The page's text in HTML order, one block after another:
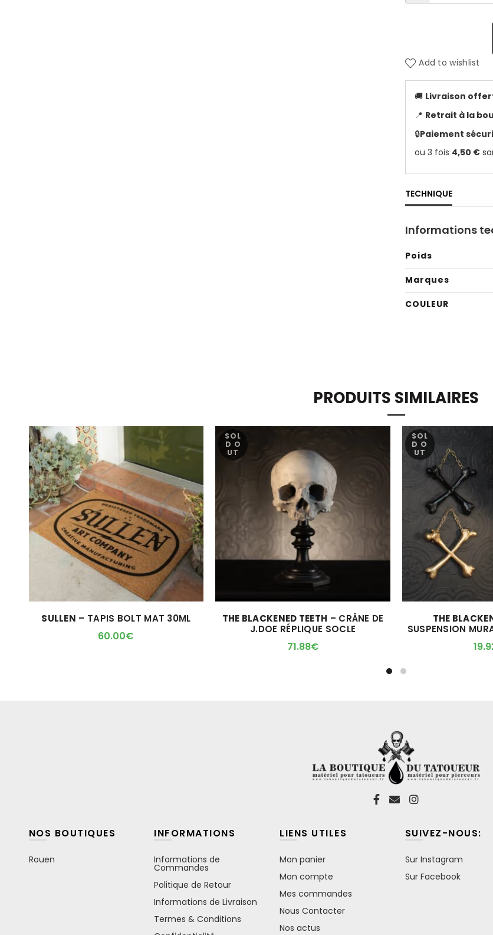
Add to wishlist
🚚 Livraison
📍 Retrait à la
🔒Paiement
TECHNIQUE
Informations
Poids
Marques
COULEUR
PRODUITS SIMILAIRES
SULLEN – TAPIS BOLT MAT 30ML
60.00€
SOL
D O
UT
THE BLACKENED TEETH – CRÂNE DE
J.DOE RÉPLIQUE SOCLE
71.88€
SOL
D O
UT
THE
SUSPENSION
NOS BOUTIQUES
Rouen
INFORMATIONS
Informations de
Commandes
Politique de Retour
Informations de Livraison
Termes & Conditions
LIENS UTILES
Mon panier
Mon compte
Mes commandes
Nous Contacter
Nos actus
SUIVEZ-NOUS:
Sur Instagram
Sur Facebook